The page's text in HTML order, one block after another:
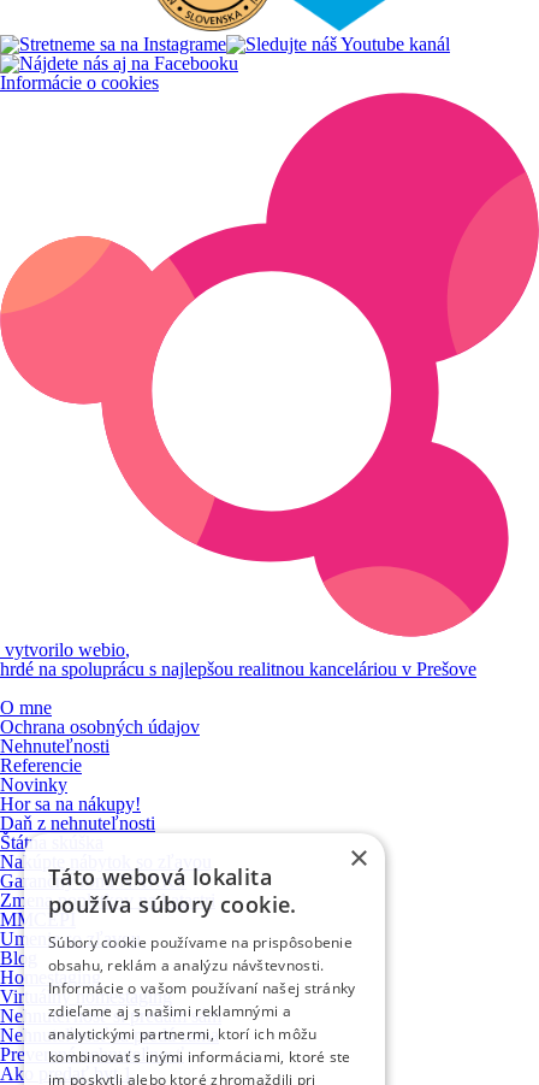
Informácie o cookies
vytvorilo webio,
hrdé na spoluprácu s najlepšou realitnou kanceláriou v Prešove
O mne
Ochrana osobných údajov
Nehnuteľnosti
Referencie
Novinky
Hor sa na nákupy!
Daň z nehnuteľnosti
Štátna skúška
Nakúpte nábytok so zľavou
Garančný fond NARKS
Zmena poplatkov na katastri
MMCEPI
Umenie so zľavou
Blog
Homestaging
Virtuálny homestaging
Nehnuteľnosť si predám sám
Nehnuteľnosť sa predá sama
Preverená nehnuteľnosť
Ako predať byt 1
×
Táto webová lokalita
používa súbory cookie.
Súbory cookie používame na prispôsobenie
obsahu, reklám a analýzu návštevnosti.
Informácie o vašom používaní našej stránky
zdieľame aj s našimi reklamnými a
analytickými partnermi, ktorí ich môžu
kombinovať s inými informáciami, ktoré ste
im poskytli alebo ktoré zhromaždili pri